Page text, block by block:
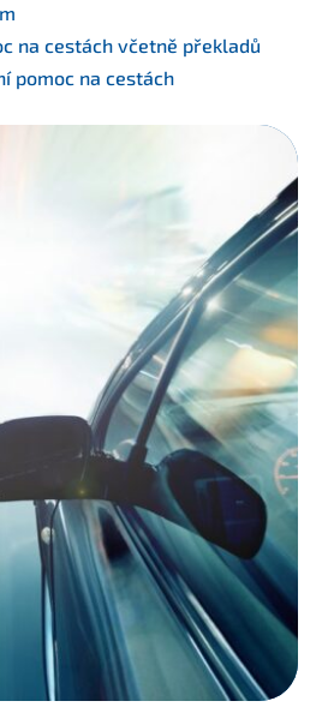
na cestách včetně překladů
pomoc na cestách